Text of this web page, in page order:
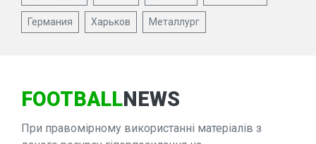
Германия Харьков Металлург
FOOTBALLNEWS
При правомірному використанні матеріалів з